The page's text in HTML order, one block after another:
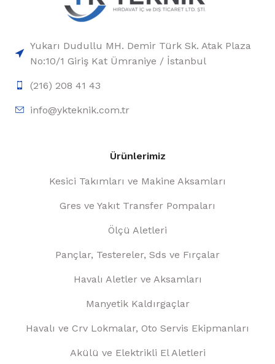
Yukarı Dudullu MH. Demir Türk Sk. Atak Plaza
No:10/1 Giriş Kat Ümraniye / İstanbul
(216) 208 41 43
info@ykteknik.com.tr
Ürünlerimiz
Kesici Takımları ve Makine Aksamları
Gres ve Yakıt Transfer Pompaları
Ölçü Aletleri
Pançlar, Testereler, Sds ve Fırçalar
Havalı Aletler ve Aksamları
Manyetik Kaldırgaçlar
Havalı ve Crv Lokmalar, Oto Servis Ekipmanları
Akülü ve Elektrikli El Aletleri